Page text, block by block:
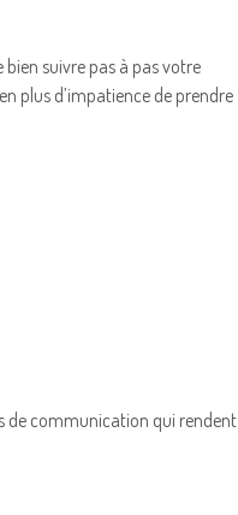
suivre pas à pas votre
plus d’impatience de prendre
de communication qui rendent